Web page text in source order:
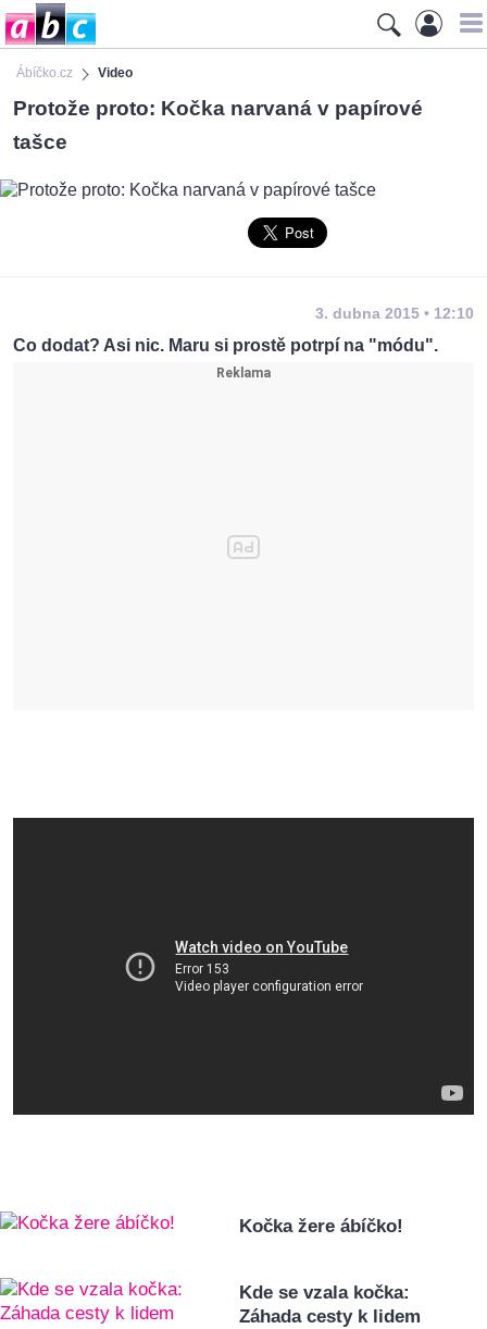
Ábíčko.cz Video
Protože proto: Kočka narvaná v papírové
tašce
3. dubna 2015 • 12:10
Co dodat? Asi nic. Maru si prostě potrpí na "módu".
Kočka žere ábíčko!
Kde se vzala kočka:
Záhada cesty k lidem